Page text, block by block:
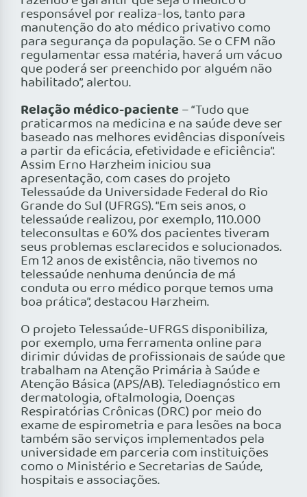
responsável por realiza-los, tanto para
manutenção do ato médico privativo como
para segurança da população. Se o CFM não
regulamentar essa matéria, haverá um vácuo
que poderá ser preenchido por alguém não
habilitado”, alertou.
Relação médico-paciente– “Tudo que
praticarmos na medicina e na saúde deve ser
baseado nas melhores evidências disponíveis
a partir da eficácia, efetividade e eficiência”.
Assim Erno Harzheim iniciou sua
apresentação, com cases do projeto
Telessaúde da Universidade Federal do Rio
Grande do Sul (UFRGS). “Em seis anos, o
telessaúde realizou, por exemplo, 110.000
teleconsultas e 60% dos pacientes tiveram
seus problemas esclarecidos e solucionados.
Em 12 anos de existência, não tivemos no
telessaúde nenhuma denúncia de má
conduta ou erro médico porque temos uma
boa prática”, destacou Harzheim.
O projeto Telessaúde-UFRGS disponibiliza,
por exemplo, uma ferramenta online para
dirimir dúvidas de profissionais de saúde que
trabalham na Atenção Primária à Saúde e
Atenção Básica (APS/AB). Telediagnóstico em
dermatologia, oftalmologia, Doenças
Respiratórias Crônicas (DRC) por meio do
exame de espirometria e para lesões na boca
também são serviços implementados pela
universidade em parceria com instituições
como o Ministério e Secretarias de Saúde,
hospitais e associações.